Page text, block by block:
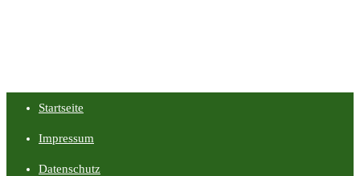
Startseite
Impressum
Datenschutz